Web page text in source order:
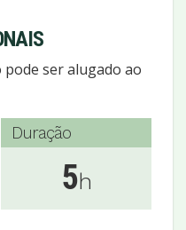
ser alugado ao
Duração
5h